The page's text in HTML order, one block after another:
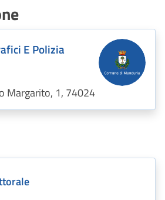
E Polizia
Margarito, 1, 74024